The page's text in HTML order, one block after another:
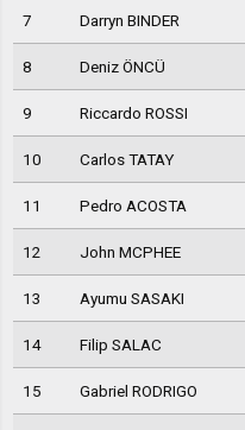
7 Darryn BINDER
8 Deniz ÖNCÜ
9 Riccardo ROSSI
10 Carlos TATAY
11 Pedro ACOSTA
12 John MCPHEE
13 Ayumu SASAKI
14 Filip SALAC
15 Gabriel RODRIGO